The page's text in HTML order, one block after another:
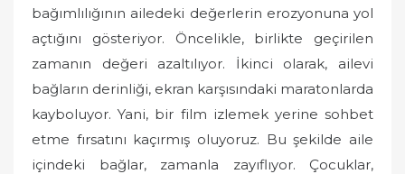
bağımlılığının ailedeki değerlerin erozyonuna yol
açtığını gösteriyor. Öncelikle, birlikte geçirilen
zamanın değeri azaltılıyor. İkinci olarak, ailevi
bağların derinliği, ekran karşısındaki maratonlarda
kayboluyor. Yani, bir film izlemek yerine sohbet
etme fırsatını kaçırmış oluyoruz. Bu şekilde aile
içindeki bağlar, zamanla zayıflıyor. Çocuklar,